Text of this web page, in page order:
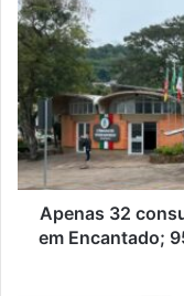
32
consumidores
procuraram
Procon-
RS
em
Encantado;
95%
reclamações
Apenas 32
em Encantado;